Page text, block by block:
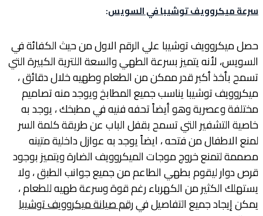
سرعة ميكروويف توشيبا في السويس:
حصل ميكروويف توشيبا علي الرقم الاول من حيث الكفائة في
السويس، لأنه يتميز بسرعة الطهي والسعة اللترية الكبيرة التي
تسمح بأخذ أكبر قدر ممكن من الطعام وطهيه خلال دقائق ،
ميكروويف توشيبا يناسب جميع المطابخ ويوجد منه تصاميم
مختلفة وعصرية وهو أيضاً تحفه فنيه في مطبخك ، يوجد به
خاصية التشفير التي تسمح بقفل الباب عن طريقة كلمة السر
لمنع الاطفال من فتحه ، ايضاً يوجد به عوازل داخلية متينه
مصممة لتمنع خروج موجات الميكروويف الضارة ويتميز بوجود
قرص دوار ليقوم بطهي الطاعم من جميع جوانب الطبق ، ولا
يستهلك الكثير من الكهرباء رغم قوة وسرعة طهيه للطعام ،
يمكن إيجاد جميع التفاصيل فيرقم صيانة ميكروويف توشيبا